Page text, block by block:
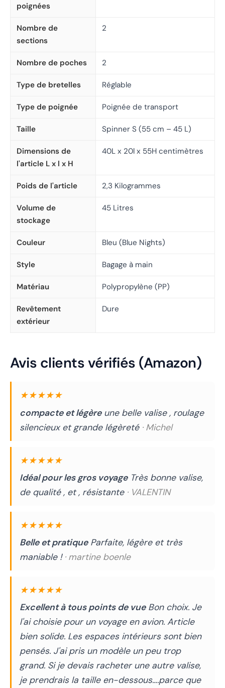
poignées
Nombre de
sections
2
Nombre de poches 2
Type de bretelles Réglable
Type de poignée Poignée de transport
Taille Spinner S (55 cm – 45 L)
Dimensions de
l'article L x l x H
40L x 20l x 55H centimètres
Poids de l'article 2,3 Kilogrammes
Volume de
stockage
45 Litres
Couleur Bleu (Blue Nights)
Style Bagage à main
Matériau Polypropylène (PP)
Revêtement
extérieur
Dure
Avis clients vérifiés (Amazon)
★★★★★
compacte et légèreune belle valise , roulage
silencieux et grande légèreté · Michel
★★★★★
Idéal pour les gros voyageTrès bonne valise,
de qualité , et , résistante · VALENTIN
★★★★★
Belle et pratiqueParfaite, légère et très
maniable ! · martine boenle
★★★★★
Excellent à tous points de vueBon choix. Je
l'ai choisie pour un voyage en avion. Article
bien solide. Les espaces intérieurs sont bien
pensés. J'ai pris un modèle un peu trop
grand. Si je devais racheter une autre valise,
je prendrais la taille en-dessous….parce que